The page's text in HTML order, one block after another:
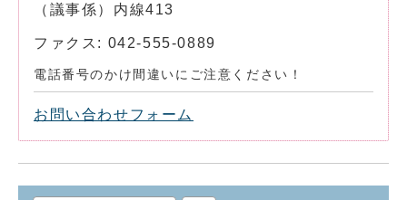
（議事係）内線413
ファクス: 042-555-0889
電話番号のかけ間違いにご注意ください！
お問い合わせフォーム